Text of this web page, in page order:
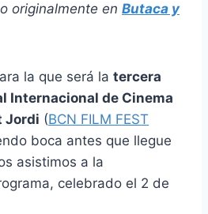
originalmente en Butaca y
la que será la tercera
Internacional de Cinema
Jordi (BCN FILM FEST
boca antes que llegue
asistimos a la
celebrado el 2 de